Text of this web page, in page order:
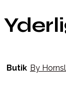
Butik By